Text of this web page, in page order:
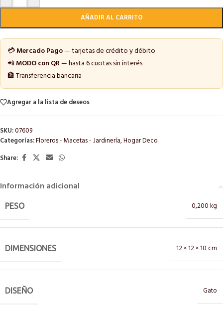
AÑADIR AL CARRITO
💳Mercado Pago— tarjetas de crédito y débito
📲MODO con QR— hasta 6 cuotas sin interés
🏦 Transferencia bancaria
Agregar a la lista de deseos
SKU:07609
Categorías:Floreros - Macetas - Jardinería,Hogar Deco
Share:
Información adicional
PESO 0,200 kg
DIMENSIONES 12 × 12 × 10 cm
DISEÑO Gato